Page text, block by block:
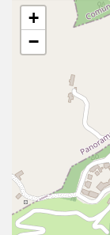
+
−